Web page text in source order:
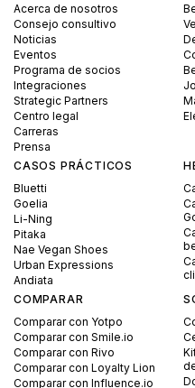
Acerca de nosotros
Consejo consultivo
Noticias
Eventos
Programa de socios
Integraciones
Strategic Partners
Centro legal
Carreras
Prensa
CASOS PRÁCTICOS
Bluetti
Goelia
Li-Ning
Pitaka
Nae Vegan Shoes
Urban Expressions
Andiata
COMPARAR
Comparar con Yotpo
Comparar con Smile.io
Comparar con Rivo
Comparar con Loyalty Lion
Comparar con Influence.io